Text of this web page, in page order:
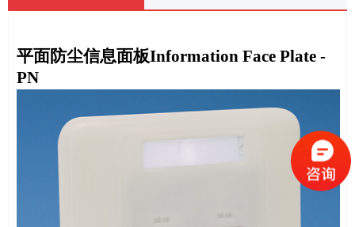
平面防尘信息面板Information Face Plate -
PN